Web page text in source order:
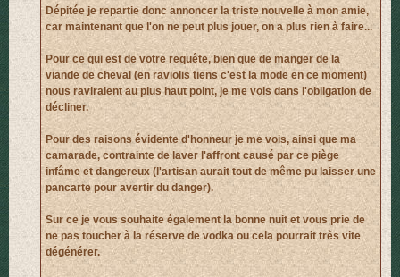
Dépitée je repartie donc annoncer la triste nouvelle à mon amie,
car maintenant que l'on ne peut plus jouer, on a plus rien à faire...
Pour ce qui est de votre requête, bien que de manger de la
viande de cheval (en raviolis tiens c'est la mode en ce moment)
nous raviraient au plus haut point, je me vois dans l'obligation de
décliner.
Pour des raisons évidente d'honneur je me vois, ainsi que ma
camarade, contrainte de laver l'affront causé par ce piège
infâme et dangereux (l'artisan aurait tout de même pu laisser une
pancarte pour avertir du danger).
Sur ce je vous souhaite également la bonne nuit et vous prie de
ne pas toucher à la réserve de vodka ou cela pourrait très vite
dégénérer.